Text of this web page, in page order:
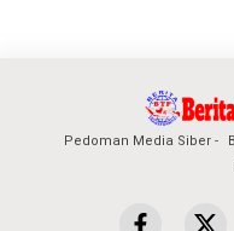
Pedoman Media Siber